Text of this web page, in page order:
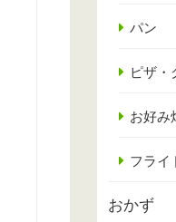
パン
ピザ・
お好み
フライ
おかず